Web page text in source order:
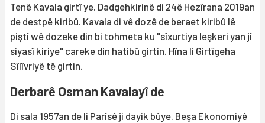
Tenê Kavala girtî ye. Dadgehkirinê di 24ê Hezîrana 2019an
de destpê kiribû. Kavala di vê dozê de beraet kiribû lê
piştî wê dozeke din bi tohmeta ku "sîxurtiya leşkeri yan jî
siyasî kiriye" careke din hatibû girtin. Hîna li Girtîgeha
Sîlîvriyê tê girtin.
Derbarê Osman Kavalayî de
Di sala 1957an de li Parîsê ji dayik bûye. Beşa Ekonomiyê